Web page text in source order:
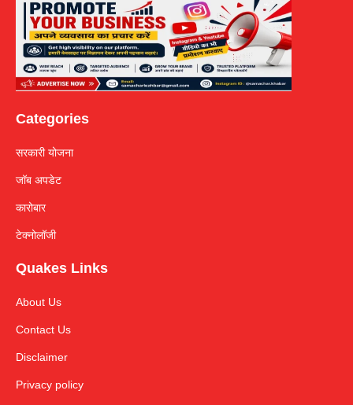
Categories
सरकारी योजना
जॉब अपडेट
कारोबार
टेक्नोलॉजी
Quakes Links
About Us
Contact Us
Disclaimer
Privacy policy